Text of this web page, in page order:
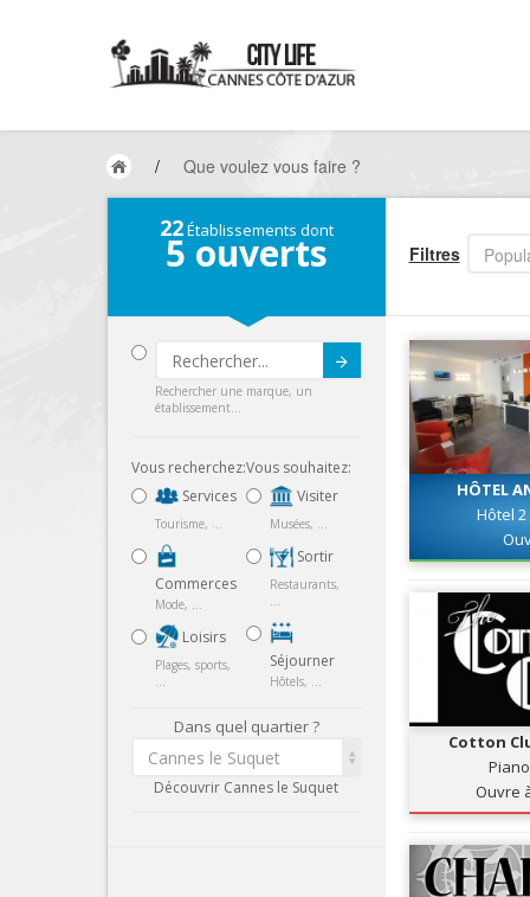
/ Que voulez vous faire ?
22Établissements dont
5 ouverts
Submit
Rechercher une marque, un
établissement...
Vous recherchez:
Services
Tourisme, ...
Commerces
Mode, ...
Loisirs
Plages, sports,
...
Vous souhaitez:
Visiter
Musées, ...
Sortir
Restaurants,
...
Séjourner
Hôtels, ...
Dans quel quartier ?
Cannes le Suquet
Découvrir Cannes le Suquet
Filtres
HÔTEL
Hôtel
Cotton
Ouvre